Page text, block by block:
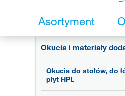
Asortyment
Okucia i materiały
Okucia do stołów, do
płyt HPL